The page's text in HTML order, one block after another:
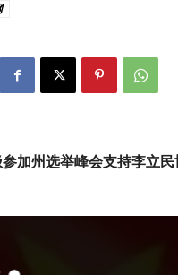
加州选举峰会支持李立